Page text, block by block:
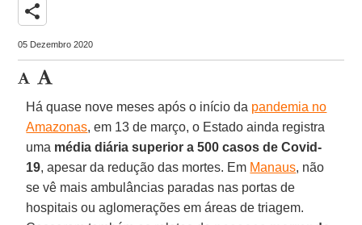
share
05 Dezembro 2020
Há quase nove meses após o início da pandemia no
Amazonas, em 13 de março, o Estado ainda registra
uma média diária superior a 500 casos de Covid-
19, apesar da redução das mortes. Em Manaus, não
se vê mais ambulâncias paradas nas portas de
hospitais ou aglomerações em áreas de triagem.